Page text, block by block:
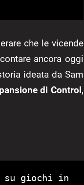
che le vicende
ancora oggi
ideata da Sam
di Control,
su giochi in